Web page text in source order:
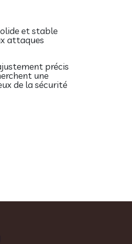
et stable
attaques
précis
une
de la sécurité